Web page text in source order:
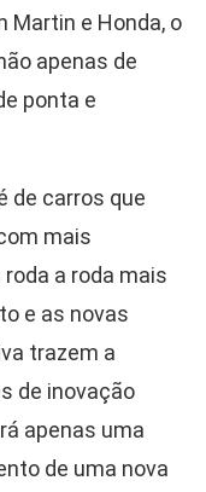
e Honda, o
apenas de
ponta e
de carros que
mais
a roda mais
e as novas
trazem a
de inovação
apenas uma
de uma nova